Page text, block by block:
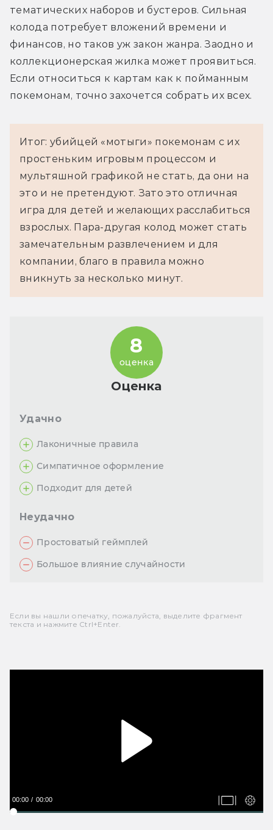
тематических наборов и бустеров. Сильная
колода потребует вложений времени и
финансов, но таков уж закон жанра. Заодно и
коллекционерская жилка может проявиться.
Если относиться к картам как к пойманным
покемонам, точно захочется собрать их всех.
Итог: убийцей «мотыги» покемонам с их
простеньким игровым процессом и
мультяшной графикой не стать, да они на
это и не претендуют. Зато это отличная
игра для детей и желающих расслабиться
взрослых. Пара-другая колод может стать
замечательным развлечением и для
компании, благо в правила можно
вникнуть за несколько минут.
Оценка
8
оценка
Удачно
Лаконичные правила
Симпатичное оформление
Подходит для детей
Неудачно
Простоватый геймплей
Большое влияние случайности
Если вы нашли опечатку, пожалуйста, выделите фрагмент
текста и нажмите Ctrl+Enter.
00:00 00:00